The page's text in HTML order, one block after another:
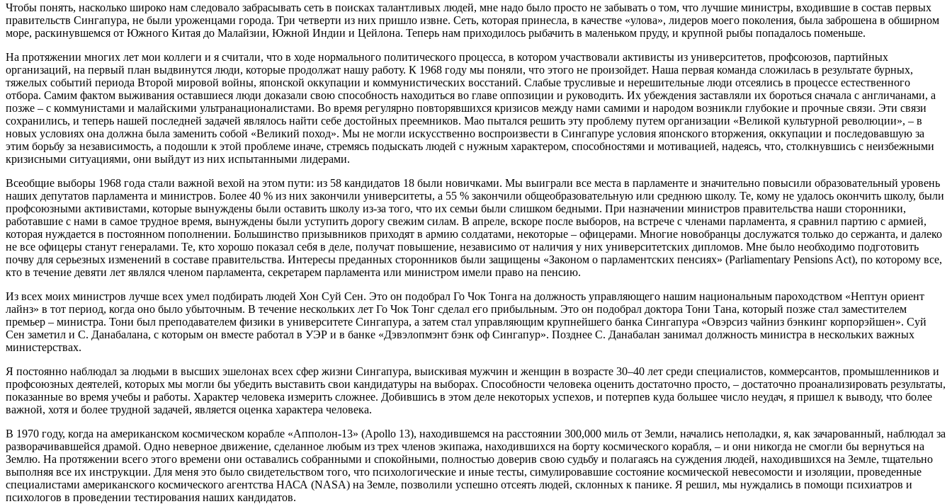
Чтобы понять, насколько широко нам следовало забрасывать сеть в поисках талантливых людей, мне надо было просто не забывать о том, что лучшие министры, входившие в состав первых
правительств Сингапура, не были уроженцами города. Три четверти из них пришло извне. Сеть, которая принесла, в качестве «улова», лидеров моего поколения, была заброшена в обширном
море, раскинувшемся от Южного Китая до Малайзии, Южной Индии и Цейлона. Теперь нам приходилось рыбачить в маленьком пруду, и крупной рыбы попадалось поменьше.
На протяжении многих лет мои коллеги и я считали, что в ходе нормального политического процесса, в котором участвовали активисты из университетов, профсоюзов, партийных
организаций, на первый план выдвинутся люди, которые продолжат нашу работу. К 1968 году мы поняли, что этого не произойдет. Наша первая команда сложилась в результате бурных,
тяжелых событий периода Второй мировой войны, японской оккупации и коммунистических восстаний. Слабые трусливые и нерешительные люди отсеялись в процессе естественного
отбора. Самим фактом выживания оставшиеся люди доказали свою способность находиться во главе оппозиции и руководить. Их убеждения заставляли их бороться сначала с англичанами, а
позже – с коммунистами и малайскими ультранационалистами. Во время регулярно повторявшихся кризисов между нами самими и народом возникли глубокие и прочные связи. Эти связи
сохранились, и теперь нашей последней задачей являлось найти себе достойных преемников. Мао пытался решить эту проблему путем организации «Великой культурной революции», – в
новых условиях она должна была заменить собой «Великий поход». Мы не могли искусственно воспроизвести в Сингапуре условия японского вторжения, оккупации и последовавшую за
этим борьбу за независимость, а подошли к этой проблеме иначе, стремясь подыскать людей с нужным характером, способностями и мотивацией, надеясь, что, столкнувшись с неизбежными
кризисными ситуациями, они выйдут из них испытанными лидерами.
Всеобщие выборы 1968 года стали важной вехой на этом пути: из 58 кандидатов 18 были новичками. Мы выиграли все места в парламенте и значительно повысили образовательный уровень
наших депутатов парламента и министров. Более 40 % из них закончили университеты, а 55 % закончили общеобразовательную или среднюю школу. Те, кому не удалось окончить школу, были
профсоюзными активистами, которые вынуждены были оставить школу из-за того, что их семьи были слишком бедными. При назначении министров правительства наши сторонники,
работавшие с нами в самое трудное время, вынуждены были уступить дорогу свежим силам. В апреле, вскоре после выборов, на встрече с членами парламента, я сравнил партию с армией,
которая нуждается в постоянном пополнении. Большинство призывников приходят в армию солдатами, некоторые – офицерами. Многие новобранцы дослужатся только до сержанта, и далеко
не все офицеры станут генералами. Те, кто хорошо показал себя в деле, получат повышение, независимо от наличия у них университетских дипломов. Мне было необходимо подготовить
почву для серьезных изменений в составе правительства. Интересы преданных сторонников были защищены «Законом о парламентских пенсиях» (Parliamentary Pensions Act), по которому все,
кто в течение девяти лет являлся членом парламента, секретарем парламента или министром имели право на пенсию.
Из всех моих министров лучше всех умел подбирать людей Хон Суй Сен. Это он подобрал Го Чок Тонга на должность управляющего нашим национальным пароходством «Нептун ориент
лайнз» в тот период, когда оно было убыточным. В течение нескольких лет Го Чок Тонг сделал его прибыльным. Это он подобрал доктора Тони Тана, который позже стал заместителем
премьер – министра. Тони был преподавателем физики в университете Сингапура, а затем стал управляющим крупнейшего банка Сингапура «Овэрсиз чайниз бэнкинг корпорэйшен». Суй
Сен заметил и С. Данабалана, с которым он вместе работал в УЭР и в банке «Дэвэлопмэнт бэнк оф Сингапур». Позднее С. Данабалан занимал должность министра в нескольких важных
министерствах.
Я постоянно наблюдал за людьми в высших эшелонах всех сфер жизни Сингапура, выискивая мужчин и женщин в возрасте 30–40 лет среди специалистов, коммерсантов, промышленников и
профсоюзных деятелей, которых мы могли бы убедить выставить свои кандидатуры на выборах. Способности человека оценить достаточно просто, – достаточно проанализировать результаты,
показанные во время учебы и работы. Характер человека измерить сложнее. Добившись в этом деле некоторых успехов, и потерпев куда большее число неудач, я пришел к выводу, что более
важной, хотя и более трудной задачей, является оценка характера человека.
В 1970 году, когда на американском космическом корабле «Апполон-13» (Apollo 13), находившемся на расстоянии 300,000 миль от Земли, начались неполадки, я, как зачарованный, наблюдал за
разворачивавшейся драмой. Одно неверное движение, сделанное любым из трех членов экипажа, находившихся на борту космического корабля, – и они никогда не смогли бы вернуться на
Землю. На протяжении всего этого времени они оставались собранными и спокойными, полностью доверив свою судьбу и полагаясь на суждения людей, находившихся на Земле, тщательно
выполняя все их инструкции. Для меня это было свидетельством того, что психологические и иные тесты, симулировавшие состояние космической невесомости и изоляции, проведенные
специалистами американского космического агентства НАСА (NASA) на Земле, позволили успешно отсеять людей, склонных к панике. Я решил, мы нуждались в помощи психиатров и
психологов в проведении тестирования наших кандидатов.